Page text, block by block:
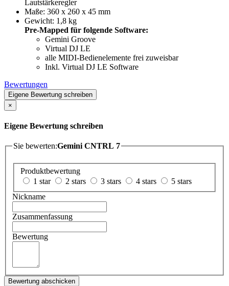
Lautstärkeregler
Maße: 360 x 260 x 45 mm
Gewicht: 1,8 kg
Pre-Mapped für folgende Software:
Gemini Groove
Virtual DJ LE
alle MIDI-Bedienelemente frei zuweisbar
Inkl. Virtual DJ LE Software
Bewertungen
Eigene Bewertung schreiben
×
Eigene Bewertung schreiben
Sie bewerten:Gemini CNTRL 7
Produktbewertung
1 star
2 stars 3 stars 4 stars
5 stars
Nickname
Zusammenfassung
Bewertung
Bewertung abschicken